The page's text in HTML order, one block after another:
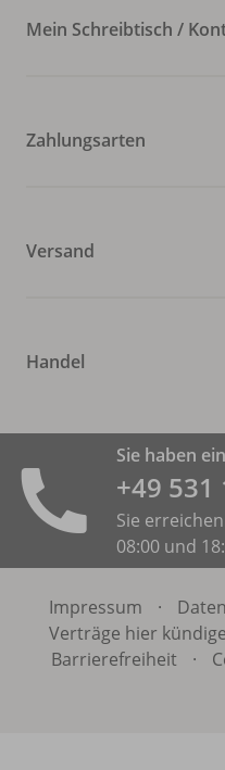
Mein Schreibtisch /
Zahlungsarten
Versand
Handel
Sie haben
+49 531
Sie
08:00 und
Impressum ·
Verträge hier
Barrierefreiheit
·